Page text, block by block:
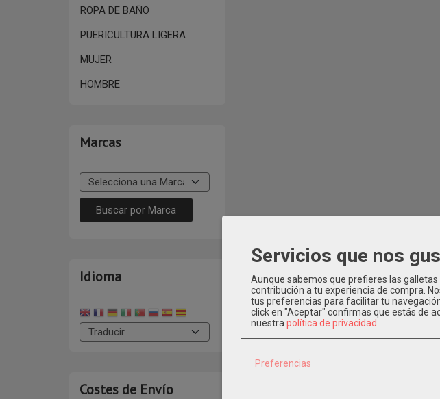
ROPA DE BAÑO
PUERICULTURA LIGERA
MUJER
HOMBRE
Marcas
Idioma
Costes de Envío
ROPA INFANTIL Verano Tags:
mac-ilusion chaqueta-nina-mac-ilusion |
DESCRIPCIÓN
Servicios que nos
Aunque sabemos que prefieres las
contribución a tu experiencia de compra.
tus preferencias para facilitar tu
click en "Aceptar" confirmas que estás de
nuestra política de privacidad
Preferencias